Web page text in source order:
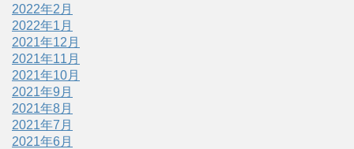
2022年2月
2022年1月
2021年12月
2021年11月
2021年10月
2021年9月
2021年8月
2021年7月
2021年6月